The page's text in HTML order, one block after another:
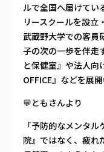
ルで全国へ届けてい
リースクールを設立
武蔵野大学での客員
子の次の一歩を伴走
と保健室』や法人
OFFICE』などを展
💬ともさんより
「予防的なメンタ
院』ではなく、疲れ